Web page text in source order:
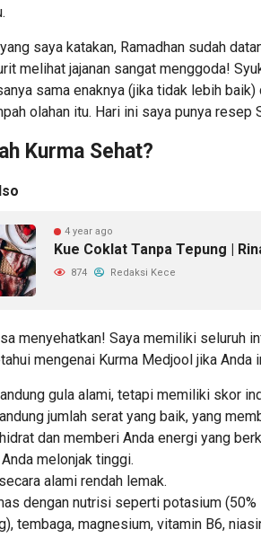
saya katakan, Ramadhan sudah
melihat jajanan sangat menggoda!
sama enaknya (jika tidak lebih
olahan itu. Hari ini saya punya
Kurma Sehat?
4 year ago
Kue Coklat Tanpa Tepung |
874 Redaksi Kece
menyehatkan! Saya memiliki seluruh
mengenai Kurma Medjool jika Anda
gula alami, tetapi memiliki skor
jumlah serat yang baik, yang
dan memberi Anda energi yang
melonjak tinggi.
alami rendah lemak.
dengan nutrisi seperti potasium
tembaga, magnesium, vitamin B6,